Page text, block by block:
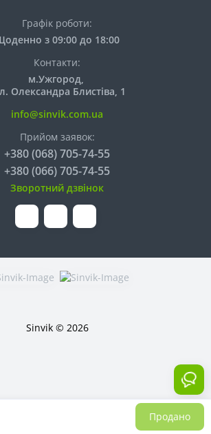
Продано
Графік роботи:
з 09:00 до 18:00
Контакти:
м.Ужгород,
Олександра Блистіва, 1
info@sinvik.com.ua
Прийом заявок:
+380 (068) 705-74-55
+380 (066) 705-74-55
Зворотний дзвінок
Sinvik © 2026